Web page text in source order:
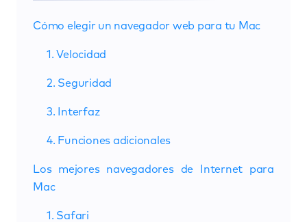
Cómo elegir un navegador web para tu Mac
1. Velocidad
2. Seguridad
3. Interfaz
4. Funciones adicionales
Los mejores navegadores de Internet para
Mac
1. Safari